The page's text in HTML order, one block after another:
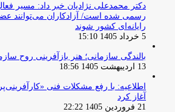
دکتر محمدعلی نژادیان خبر داد: مسیر
رسمی شده است/ آزادکاران می‌توانند
رایانه‌ای کشور شوند
5 خرداد 1405 15:10
بالندگی سازمانی؛ هنر بازآفرینی روح
13 اردیبهشت 1405 18:56
اطلاعیه: با رفع مشکلات فنی
آغاز کرد
21 فروردین 1405 22:22